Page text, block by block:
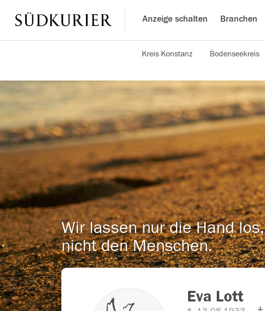
Anzeige schalten Branchen
Kreis Konstanz Bodenseekreis
Wir lassen nur die Hand los,
nicht den Menschen.
Eva Lott